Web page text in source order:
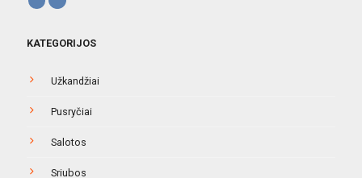
KATEGORIJOS
Užkandžiai
Pusryčiai
Salotos
Sriubos